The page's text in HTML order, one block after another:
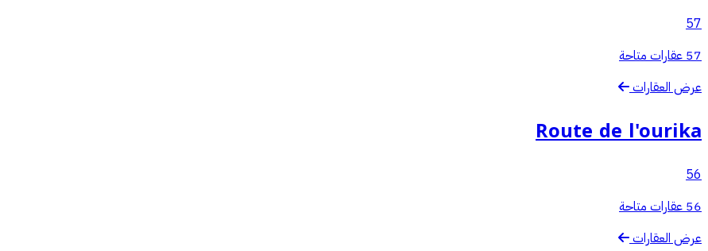
57
57 عقارات متاحة
عرض العقارات
Route de l'ourika
56
56 عقارات متاحة
عرض العقارات